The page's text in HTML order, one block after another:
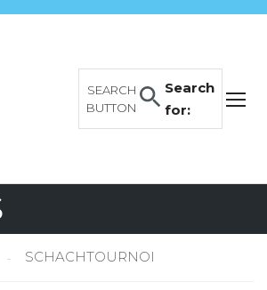
Search
for:
SEARCH
BUTTON
SCHACHTOURNOI